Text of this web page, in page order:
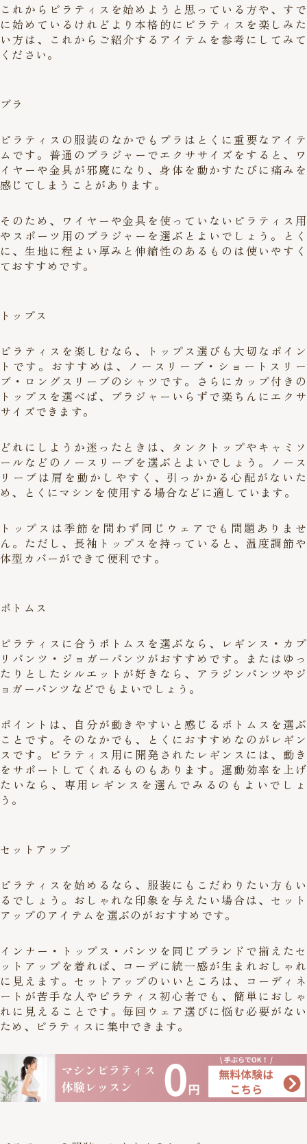
これからピラティスを始めようと思っている方や、すで
に始めているけれどより本格的にピラティスを楽しみた
い方は、これからご紹介するアイテムを参考にしてみて
ください。
ブラ
ピラティスの服装のなかでもブラはとくに重要なアイテ
ムです。普通のブラジャーでエクササイズをすると、ワ
イヤーや金具が邪魔になり、身体を動かすたびに痛みを
感じてしまうことがあります。
そのため、ワイヤーや金具を使っていないピラティス用
やスポーツ用のブラジャーを選ぶとよいでしょう。とく
に、生地に程よい厚みと伸縮性のあるものは使いやすく
ておすすめです。
トップス
ピラティスを楽しむなら、トップス選びも大切なポイン
トです。おすすめは、ノースリーブ・ショートスリー
ブ・ロングスリーブのシャツです。さらにカップ付きの
トップスを選べば、ブラジャーいらずで楽ちんにエクサ
サイズできます。
どれにしようか迷ったときは、タンクトップやキャミソ
ールなどのノースリーブを選ぶとよいでしょう。ノース
リーブは肩を動かしやすく、引っかかる心配がないた
め、とくにマシンを使用する場合などに適しています。
トップスは季節を問わず同じウェアでも問題ありませ
ん。ただし、長袖トップスを持っていると、温度調節や
体型カバーができて便利です。
ボトムス
ピラティスに合うボトムスを選ぶなら、レギンス・カプ
リパンツ・ジョガーパンツがおすすめです。またはゆっ
たりとしたシルエットが好きなら、アラジンパンツやジ
ョガーパンツなどでもよいでしょう。
ポイントは、自分が動きやすいと感じるボトムスを選ぶ
ことです。そのなかでも、とくにおすすめなのがレギン
スです。ピラティス用に開発されたレギンスには、動き
をサポートしてくれるものもあります。運動効率を上げ
たいなら、専用レギンスを選んでみるのもよいでしょ
う。
セットアップ
ピラティスを始めるなら、服装にもこだわりたい方もい
るでしょう。おしゃれな印象を与えたい場合は、セット
アップのアイテムを選ぶのがおすすめです。
インナー・トップス・パンツを同じブランドで揃えたセ
ットアップを着れば、コーデに統一感が生まれおしゃれ
に見えます。セットアップのいいところは、コーディネ
ートが苦手な人やピラティス初心者でも、簡単におしゃ
れに見えることです。毎回ウェア選びに悩む必要がない
ため、ピラティスに集中できます。